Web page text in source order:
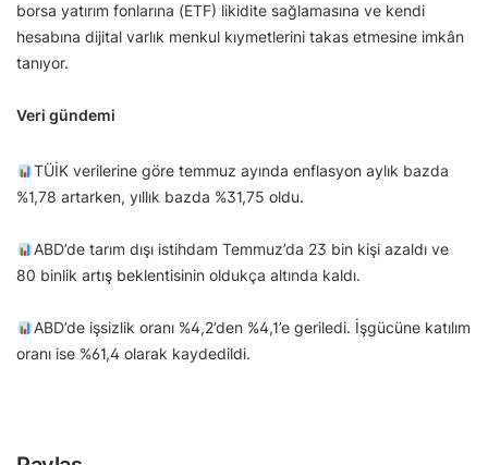
borsa yatırım fonlarına (ETF) likidite sağlamasına ve kendi
hesabına dijital varlık menkul kıymetlerini takas etmesine imkân
tanıyor.
Veri gündemi
TÜİK verilerine göre temmuz ayında enflasyon aylık bazda
%1,78 artarken, yıllık bazda %31,75 oldu.
ABD’de tarım dışı istihdam Temmuz’da 23 bin kişi azaldı ve
80 binlik artış beklentisinin oldukça altında kaldı.
ABD’de işsizlik oranı %4,2’den %4,1’e geriledi. İşgücüne katılım
oranı ise %61,4 olarak kaydedildi.